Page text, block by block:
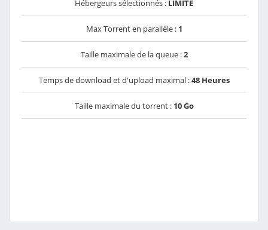
Hébergeurs sélectionnés : LIMITÉ
Max Torrent en parallèle : 1
Taille maximale de la queue :2
Temps de download et d'upload maximal :48 Heures
Taille maximale du torrent : 10 Go